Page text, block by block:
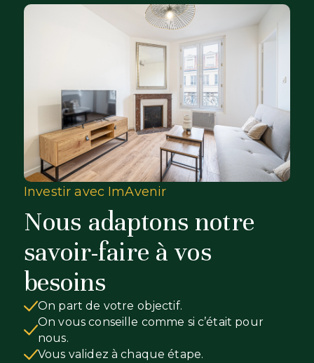
Investir avec ImAvenir
Nous adaptons notre
savoir-faire à vos
besoins
On part de votre objectif.
On vous conseille comme si c’était pour
nous.
Vous validez à chaque étape.